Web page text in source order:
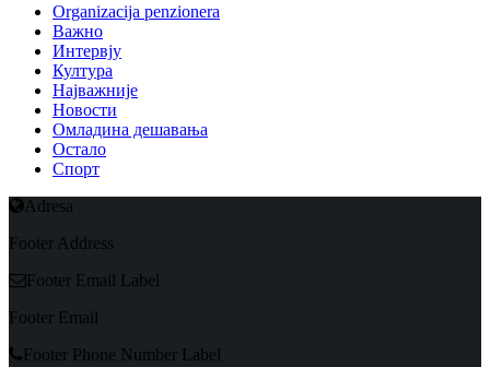
Organizacija penzionera
Важно
Интервју
Култура
Најважније
Новости
Омладина дешавања
Остало
Спорт
Adresa
Footer Address
Footer Email Label
Footer Email
Footer Phone Number Label